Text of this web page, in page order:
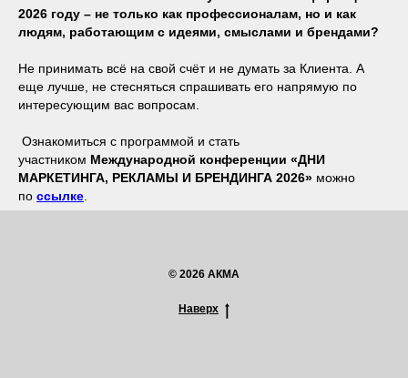
2026 году – не только как профессионалам, но и как
людям, работающим с идеями, смыслами и брендами?
Не принимать всё на свой счёт и не думать за Клиента. А
еще лучше, не стесняться спрашивать его напрямую по
интересующим вас вопросам.
Ознакомиться с программой и стать
участником Международной конференции «ДНИ
МАРКЕТИНГА, РЕКЛАМЫ И БРЕНДИНГА 2026» можно
по ссылке
© 2026 АКМА
Наверх